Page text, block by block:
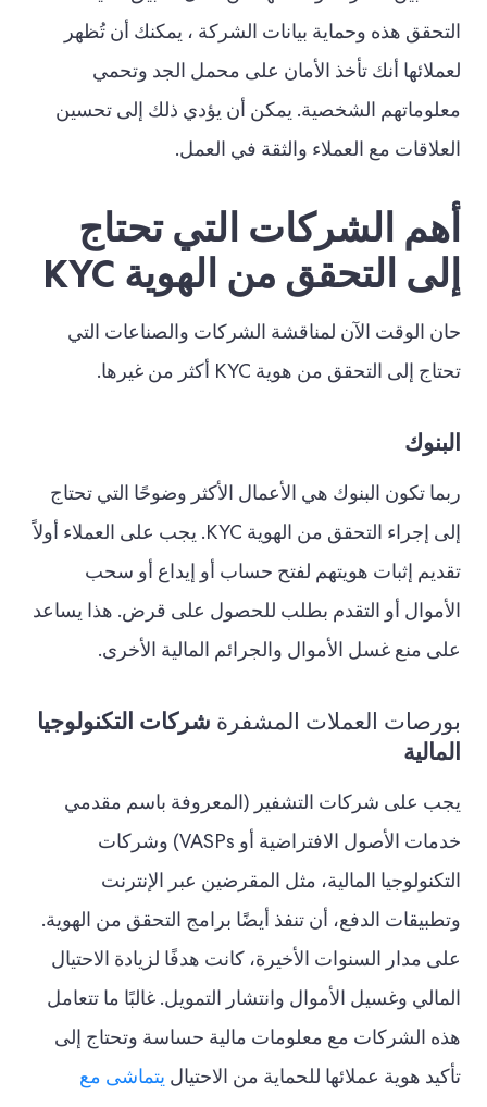
التحقق هذه وحماية بيانات الشركة ، يمكنك أن تُظهر
لعملائها أنك تأخذ الأمان على محمل الجد وتحمي
معلوماتهم الشخصية. يمكن أن يؤدي ذلك إلى تحسين
العلاقات مع العملاء والثقة في العمل.
أهم الشركات التي تحتاج
إلى التحقق من الهوية KYC
حان الوقت الآن لمناقشة الشركات والصناعات التي
تحتاج إلى التحقق من هوية KYC أكثر من غيرها.
البنوك
ربما تكون البنوك هي الأعمال الأكثر وضوحًا التي تحتاج
إلى إجراء التحقق من الهوية KYC. يجب على العملاء أولاً
تقديم إثبات هويتهم لفتح حساب أو إيداع أو سحب
الأموال أو التقدم بطلب للحصول على قرض. هذا يساعد
على منع غسل الأموال والجرائم المالية الأخرى.
بورصات العملات المشفرة شركات التكنولوجيا
المالية
يجب على شركات التشفير (المعروفة باسم مقدمي
خدمات الأصول الافتراضية أو VASPs) وشركات
التكنولوجيا المالية، مثل المقرضين عبر الإنترنت
وتطبيقات الدفع، أن تنفذ أيضًا برامج التحقق من الهوية.
على مدار السنوات الأخيرة، كانت هدفًا لزيادة الاحتيال
المالي وغسيل الأموال وانتشار التمويل. غالبًا ما تتعامل
هذه الشركات مع معلومات مالية حساسة وتحتاج إلى
تأكيد هوية عملائها للحماية من الاحتيال يتماشى مع